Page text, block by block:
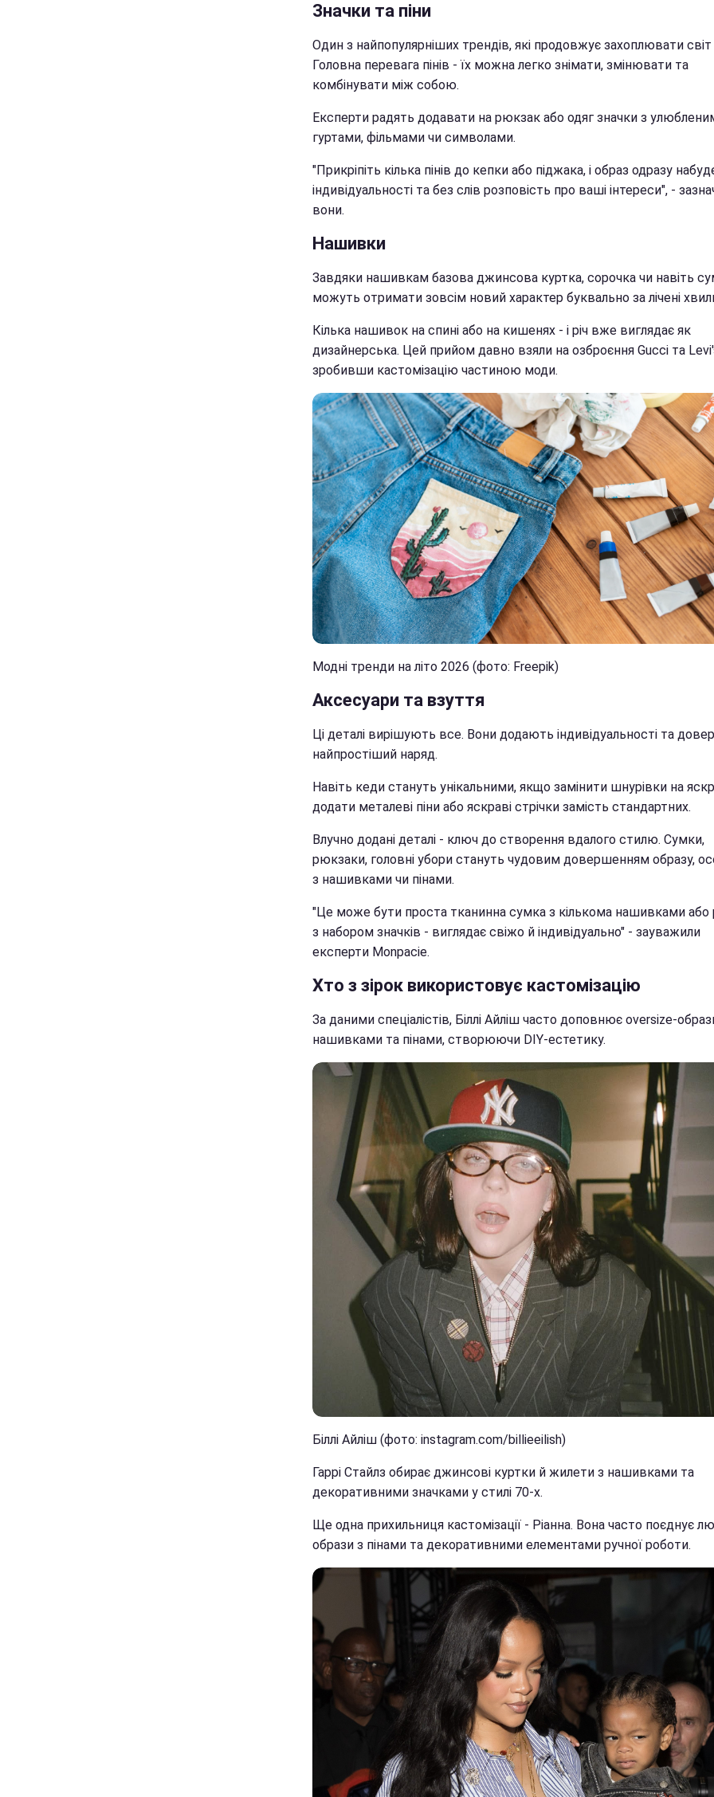
Значки та піни
Один з найпопулярніших трендів, які продовжує захоплювати
Головна перевага пінів - їх можна легко знімати, змінювати та
комбінувати між собою.
Експерти радять додавати на рюкзак або одяг значки з
гуртами, фільмами чи символами.
"Прикріпіть кілька пінів до кепки або піджака, і образ одразу
індивідуальності та без слів розповість про ваші інтереси", -
вони.
Нашивки
Завдяки нашивкам базова джинсова куртка, сорочка чи навіть
можуть отримати зовсім новий характер буквально за лічені
Кілька нашивок на спині або на кишенях - і річ вже виглядає як
дизайнерська. Цей прийом давно взяли на озброєння Gucci та
зробивши кастомізацію частиною моди.
Модні тренди на літо 2026 (фото: Freepik)
Аксесуари та взуття
Ці деталі вирішують все. Вони додають індивідуальності та
найпростіший наряд.
Навіть кеди стануть унікальними, якщо замінити шнурівки на
додати металеві піни або яскраві стрічки замість стандартних.
Влучно додані деталі - ключ до створення вдалого стилю. Сумки,
рюкзаки, головні убори стануть чудовим довершенням образу,
з нашивками чи пінами.
"Це може бути проста тканинна сумка з кількома нашивками
з набором значків - виглядає свіжо й індивідуально" - зауважили
експерти Monpacie.
Хто з зірок використовує кастомізацію
За даними спеціалістів, Біллі Айліш часто доповнює oversize-
нашивками та пінами, створюючи DIY-естетику.
Біллі Айліш (фото: instagram.com/billieeilish)
Гаррі Стайлз обирає джинсові куртки й жилети з нашивками та
декоративними значками у стилі 70-х.
Ще одна прихильниця кастомізації - Ріанна. Вона часто поєднує
образи з пінами та декоративними елементами ручної роботи.